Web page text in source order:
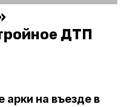
ДТП
арки на въезде в